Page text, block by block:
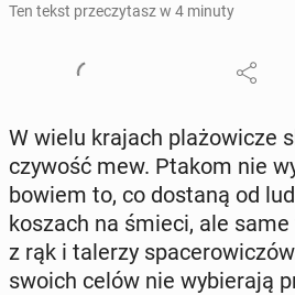
Ten tekst przeczytasz w 4 minuty
W wielu krajach pla­żo­wi­cze
czy­wość mew. Ptakom nie
bowiem to, co dostaną od
koszach na śmieci, ale
z rąk i talerzy
swoich celów nie wy­bie­ra­ją